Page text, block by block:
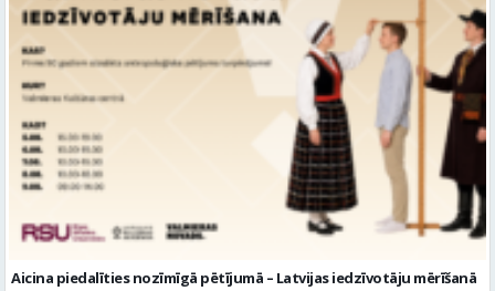
Aicina piedalīties nozīmīgā pētījumā – Latvijas iedzīvotāju mērīšanā
Citi raksti šajā kategorijā: